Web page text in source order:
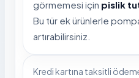
görmemesi için pislik
Bu tür ek ürünlerle
artırabilirsiniz.
Kredi kartına taksitli